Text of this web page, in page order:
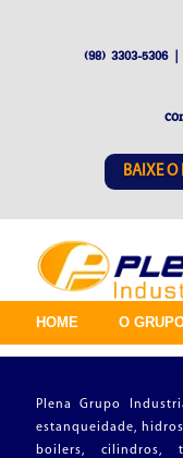
(98) 3303-5306
BAIXE O
HOME O
Plena Grupo
estanqueidade,
boilers, cilindros,